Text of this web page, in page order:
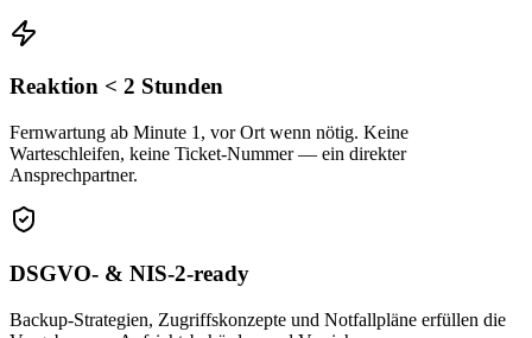
Reaktion < 2 Stunden
Fernwartung ab Minute 1, vor Ort wenn nötig. Keine
Warteschleifen, keine Ticket-Nummer — ein direkter
Ansprechpartner.
DSGVO- & NIS-2-ready
Backup-Strategien, Zugriffskonzepte und Notfallpläne erfüllen die